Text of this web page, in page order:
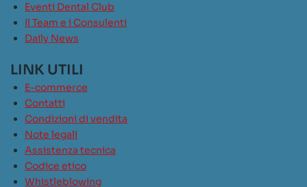
Eventi Dental Club
Il Team e i Consulenti
Daily News
LINK UTILI
E-commerce
Contatti
Condizioni di vendita
Note legali
Assistenza tecnica
Codice etico
Whistleblowing